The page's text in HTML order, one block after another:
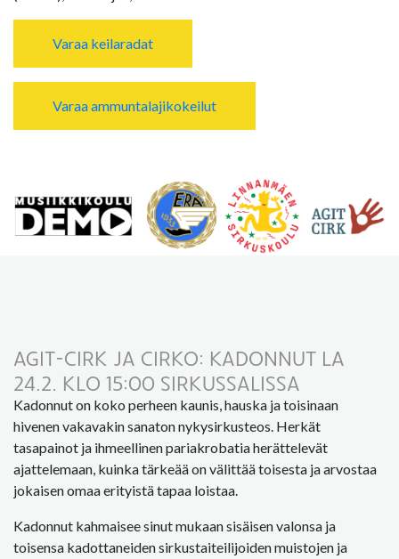
Varaa keilaradat
Varaa ammuntalajikokeilut
AGIT-CIRK JA CIRKO: KADONNUT LA
24.2. KLO 15:00 SIRKUSSALISSA
Kadonnut on koko perheen kaunis, hauska ja toisinaan
hivenen vakavakin sanaton nykysirkusteos. Herkät
tasapainot ja ihmeellinen pariakrobatia herättelevät
ajattelemaan, kuinka tärkeää on välittää toisesta ja arvostaa
jokaisen omaa erityistä tapaa loistaa.
Kadonnut kahmaisee sinut mukaan sisäisen valonsa ja
toisensa kadottaneiden sirkustaiteilijoiden muistojen ja